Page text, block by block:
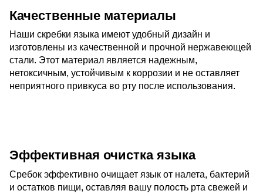
Качественные материалы
Наши скребки языка имеют удобный дизайн и
изготовлены из качественной и прочной нержавеющей
стали. Этот материал является надежным,
нетоксичным, устойчивым к коррозии и не оставляет
неприятного привкуса во рту после использования.
Эффективная очистка языка
Сребок эффективно очищает язык от налета, бактерий
и остатков пищи, оставляя вашу полость рта свежей и